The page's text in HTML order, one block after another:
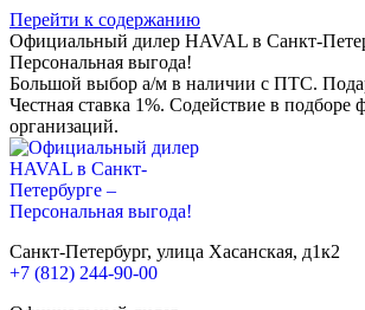
Перейти к содержанию
Официальный дилер HAVAL в Санкт-
Персональная выгода!
Большой выбор а/м в наличии с ПТС.
Честная ставка 1%. Содействие в подборе
организаций.
Санкт-Петербург, улица Хасанская, д1к2
+7 (812) 244-90-00